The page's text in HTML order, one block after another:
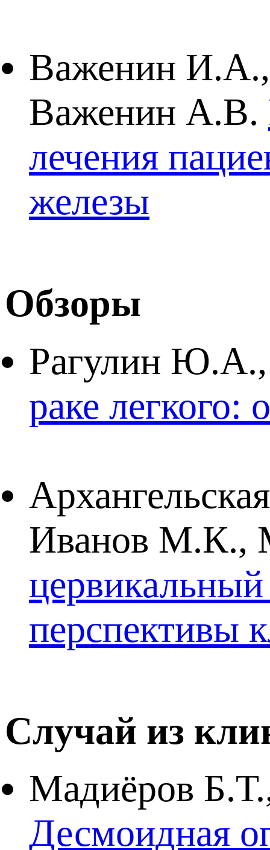
Важенин
Важенин А.В.
лечения
железы
Обзоры
Рагулин
раке
Иванов М.К.,
перспективы
Случай из
Мадиёров
Десмоидная